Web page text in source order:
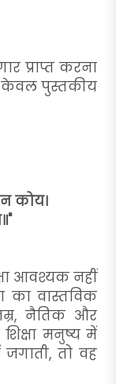
प्राप्त करना
केवल पुस्तकीय
कोय।
आवश्यक नहीं
का वास्तविक
नैतिक और
शिक्षा मनुष्य में
तो वह